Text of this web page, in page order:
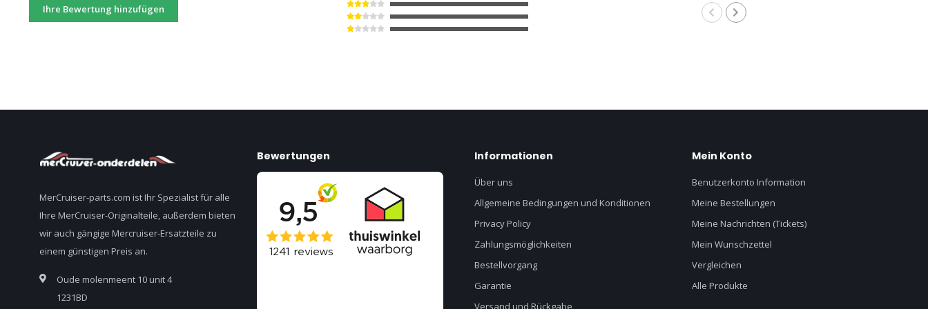
Ihre Bewertung hinzufügen
MerCruiser-parts.com ist Ihr Spezialist für alle
Ihre MerCruiser-Originalteile, außerdem bieten
wir auch gängige Mercruiser-Ersatzteile zu
einem günstigen Preis an.
Oude molenmeent 10 unit 4
1231BD
Bewertungen Informationen
Über uns
Allgemeine Bedingungen und Konditionen
Privacy Policy
Zahlungsmöglichkeiten
Bestellvorgang
Garantie
Versand und Rückgabe
Mein Konto
Benutzerkonto Information
Meine Bestellungen
Meine Nachrichten (Tickets)
Mein Wunschzettel
Vergleichen
Alle Produkte